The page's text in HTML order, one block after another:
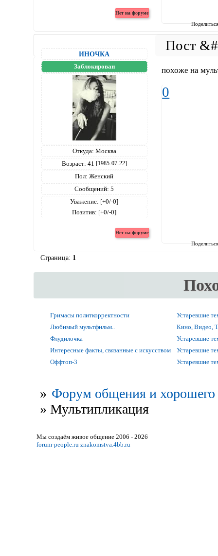
ИНОЧКА
Заблокирован
Откуда: Москва
Возраст: 41 [1985-07-22]
Пол: Женский
Сообщений: 5
Уважение: [+0/-0]
Позитив: [+0/-0]
похоже на
0
Страница: 1
Гримасы политкорректности
Устаревшие
Любимый мультфильм..
Кино, Видео,
Флудилочка
Устаревшие
Интересные факты, связанные с искусством
Устаревшие
Оффтоп-3
Устаревшие
» Форум общения и хорошего
» Мультипликация
Мы создаём живое общение 2006 - 2026
forum-people.ru znakomstva.4bb.ru